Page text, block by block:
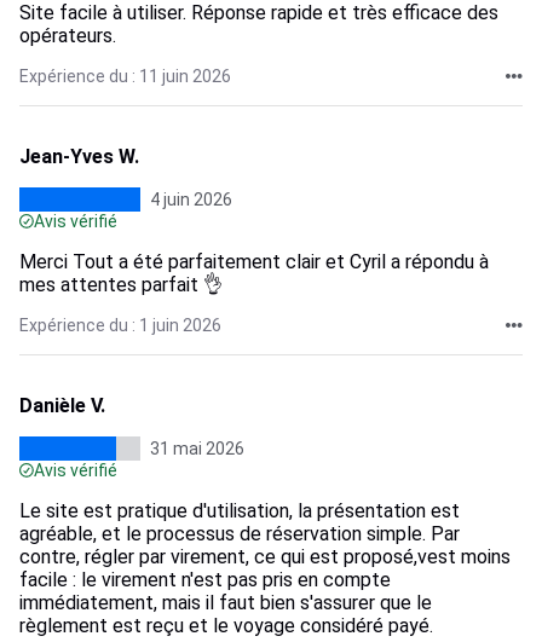
Site facile à utiliser. Réponse rapide et très efficace des
opérateurs.
Expérience du : 11 juin 2026
Jean-Yves W.
4 juin 2026
Avis vérifié
Merci Tout a été parfaitement clair et Cyril a répondu à
mes attentes parfait 👌
Expérience du : 1 juin 2026
Danièle V.
31 mai 2026
Avis vérifié
Le site est pratique d'utilisation, la présentation est
agréable, et le processus de réservation simple. Par
contre, régler par virement, ce qui est proposé,vest moins
facile : le virement n'est pas pris en compte
immédiatement, mais il faut bien s'assurer que le
règlement est reçu et le voyage considéré payé.